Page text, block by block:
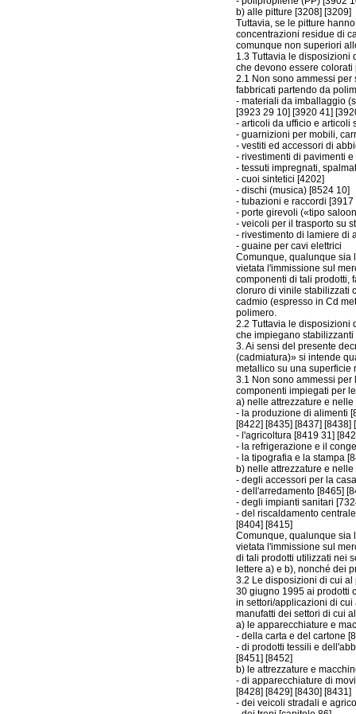
b) alle pitture [3208] [3209]
Tuttavia, se le pitture
concentrazioni residue di
comunque non superiori
1.3 Tuttavia le disposizioni
che devono essere
2.1 Non sono ammessi
fabbricati partendo da
- materiali da imballaggio
[3923 29 10] [3920 41]
- articoli da ufficio e articoli
- guarnizioni per mobili,
- vestiti ed accessori di
- rivestimenti di pavimenti
- tessuti impregnati,
- cuoi sintetici [4202]
- dischi (musica) [8524 10]
- tubazioni e raccordi [3917
- porte girevoli («tipo
- veicoli per il trasporto su
- rivestimento di lamiere di
- guaine per cavi elettrici
Comunque, qualunque sia
vietata l'immissione sul
componenti di tali prodotti,
cloruro di vinile stabilizzati
cadmio (espresso in Cd
polimero.
2.2 Tuttavia le disposizioni
che impiegano
3. Ai sensi del presente
(cadmiatura)» si intende
metallico su una superficie
3.1 Non sono ammessi
componenti impiegati per
a) nelle attrezzature e
- la produzione di alimenti
[8422] [8435] [8437] [8438]
- l'agricoltura [8419 31]
- la refrigerazione e il
- la tipografia e la stampa
b) nelle attrezzature e
- degli accessori per la
- dell'arredamento [8465]
- degli impianti sanitari
- del riscaldamento
[8404] [8415]
Comunque, qualunque sia
vietata l'immissione sul
di tali prodotti utilizzati nei
lettere a) e b), nonché dei
3.2 Le disposizioni di cui
30 giugno 1995 ai prodotti
in settori/applicazioni di
manufatti dei settori di cui
a) le apparecchiature e
- della carta e del cartone
- di prodotti tessili e
[8451] [8452]
b) le attrezzature e
- di apparecchiature di
[8428] [8429] [8430] [8431]
- dei veicoli stradali e